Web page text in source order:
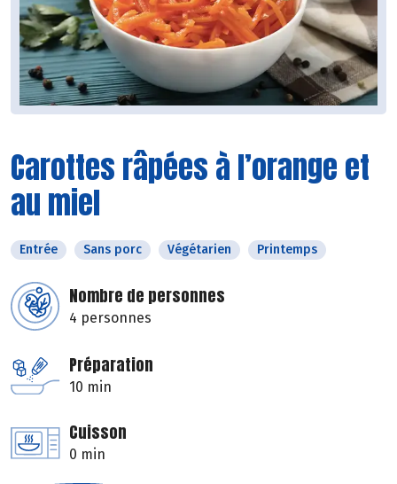
Carottes râpées à l’orange et
au miel
Entrée Sans porc Végétarien Printemps
Nombre de personnes
4 personnes
Préparation
10 min
Cuisson
0 min